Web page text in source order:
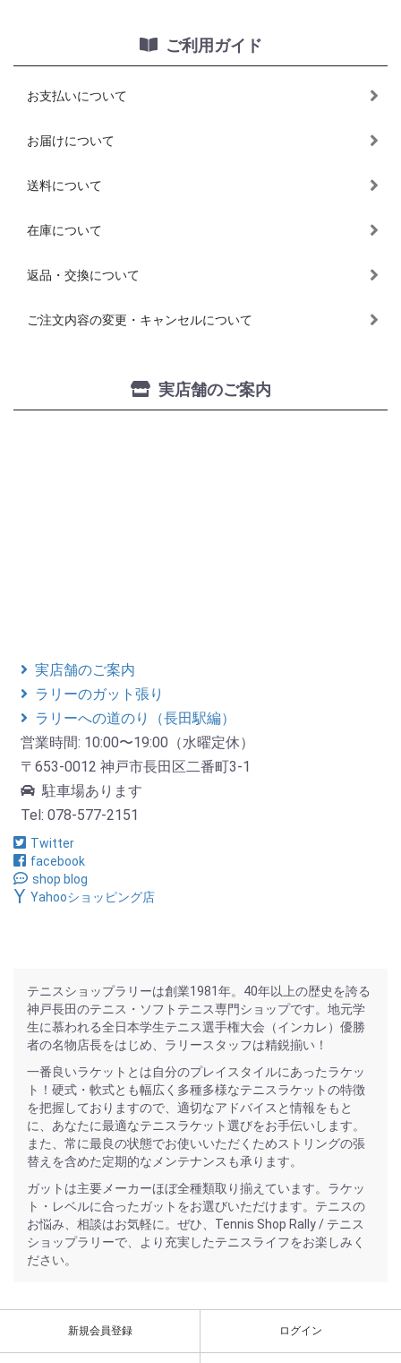
ご利用ガイド
お支払いについて
お届けについて
送料について
在庫について
返品・交換について
ご注文内容の変更・キャンセルについて
実店舗のご案内
実店舗のご案内
ラリーのガット張り
ラリーへの道のり（長田駅編）
営業時間: 10:00〜19:00（水曜定休）
〒653-0012 神戸市長田区二番町3-1
駐車場あります
Tel: 078-577-2151
Twitter
facebook
shop blog
Yahooショッピング店
テニスショップラリーは創業1981年。40年以上の歴史を誇る
神戸長田のテニス・ソフトテニス専門ショップです。地元学
生に慕われる全日本学生テニス選手権大会（インカレ）優勝
者の名物店長をはじめ、ラリースタッフは精鋭揃い！
一番良いラケットとは自分のプレイスタイルにあったラケッ
ト！硬式・軟式とも幅広く多種多様なテニスラケットの特徴
を把握しておりますので、適切なアドバイスと情報をもと
に、あなたに最適なテニスラケット選びをお手伝いします。
また、常に最良の状態でお使いいただくためストリングの張
替えを含めた定期的なメンテナンスも承ります。
ガットは主要メーカーほぼ全種類取り揃えています。ラケッ
ト・レベルに合ったガットをお選びいただけます。テニスの
お悩み、相談はお気軽に。ぜひ、Tennis Shop Rally / テニス
ショップラリーで、より充実したテニスライフをお楽しみく
ださい。
新規会員登録 ログイン